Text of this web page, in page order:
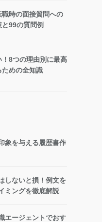
職時の面接質問への
99の質問例
8つの理由別に最高
めの全知識
象を与える履歴書作
しないと損！例文を
ミングを徹底解説
エージェントでおす